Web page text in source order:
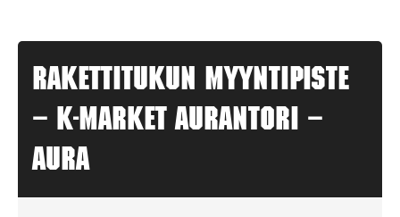
Rakettitukun myyntipiste
– K-MARKET AURANTORI –
AURA